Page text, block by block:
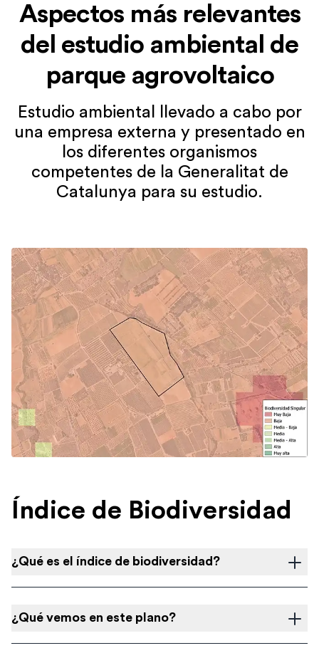
Aspectos más relevantes
del estudio ambiental de
parque agrovoltaico
Estudio ambiental llevado a cabo por
una empresa externa y presentado en
los diferentes organismos
competentes de la Generalitat de
Catalunya para su estudio.
Índice de Biodiversidad
¿Qué es el índice de biodiversidad?
¿Qué vemos en este plano?